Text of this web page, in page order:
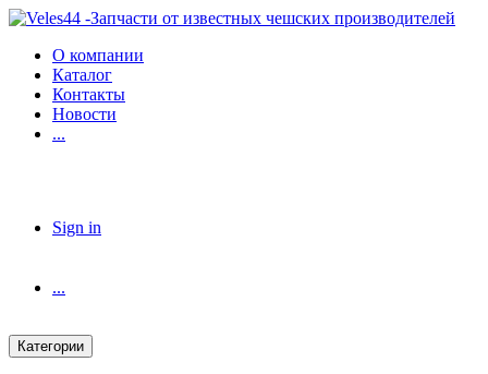
Skip
navigation
Skip
contentО компании
Каталог
Контакты
Новости
...
Sign in
...
Категории